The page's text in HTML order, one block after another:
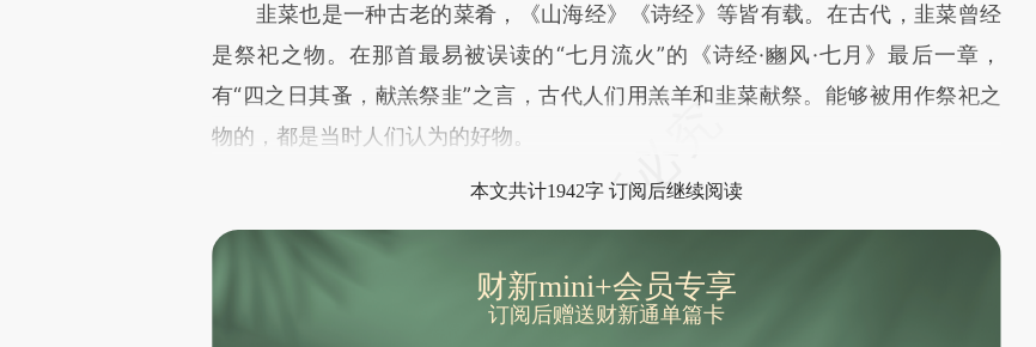
韭菜也是一种古老的菜肴，《山海经》《诗经》等皆有载。在古代，韭菜曾经
是祭祀之物。在那首最易被误读的“七月流火”的《诗经·豳风·七月》最后一章，
有“四之日其蚤，献羔祭韭”之言，古代人们用羔羊和韭菜献祭。能够被用作祭祀之
物的，都是当时人们认为的好物。
本文共计1942字 订阅后继续阅读
财新mini+会员专享
订阅后赠送财新通单篇卡